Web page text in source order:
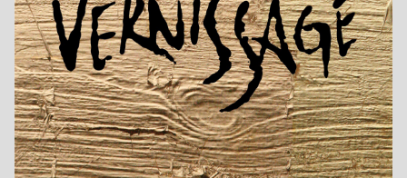
Jobs bei Naxos
Naxos Deutschland Blog
Naxos weltweit